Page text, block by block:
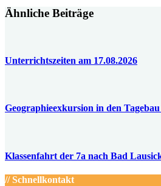
Ähnliche Beiträge
Unterrichtszeiten am 17.08.2026
Geographieexkursion in den
Klassenfahrt der 7a nach Bad
// Schnellkontakt